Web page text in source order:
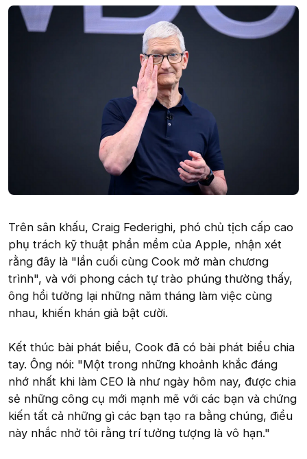
Trên sân khấu, Craig Federighi, phó chủ tịch cấp cao
phụ trách kỹ thuật phần mềm của Apple, nhận xét
rằng đây là "lần cuối cùng Cook mở màn chương
trình", và với phong cách tự trào phúng thường thấy,
ông hồi tưởng lại những năm tháng làm việc cùng
nhau, khiến khán giả bật cười.
Kết thúc bài phát biểu, Cook đã có bài phát biểu chia
tay. Ông nói: "Một trong những khoảnh khắc đáng
nhớ nhất khi làm CEO là như ngày hôm nay, được chia
sẻ những công cụ mới mạnh mẽ với các bạn và chứng
kiến tất cả những gì các bạn tạo ra bằng chúng, điều
này nhắc nhở tôi rằng trí tưởng tượng là vô hạn."